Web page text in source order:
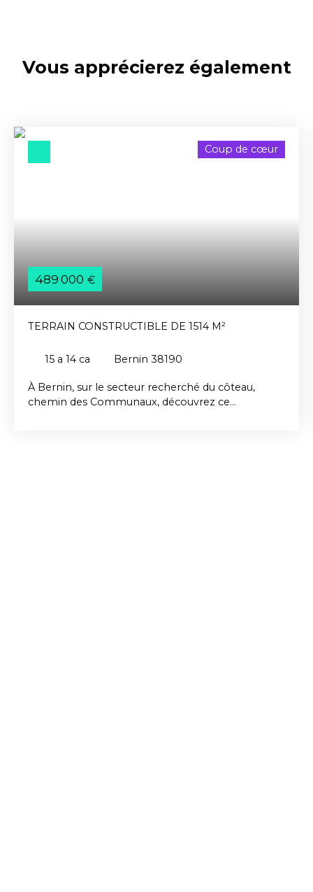
Vous apprécierez également
489 000 €
Coup de cœur
TERRAIN CONSTRUCTIBLE DE 1514 M²
15 a 14 ca Bernin 38190
À Bernin, sur le secteur recherché du côteau,
chemin des Communaux, découvrez ce